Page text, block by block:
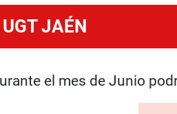
JAÉN
el mes de Junio